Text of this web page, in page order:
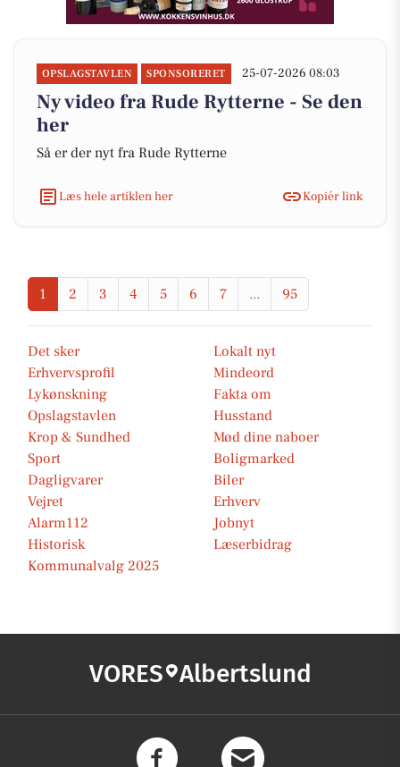
OPSLAGSTAVLEN SPONSORERET 25-07-2026 08:03
Ny video fra Rude Rytterne - Se den
her
Så er der nyt fra Rude Rytterne
Læs hele artiklen her Kopiér link
1 2 3 4 5 6 7 ... 95
Det sker
Lokalt nyt
Erhvervsprofil
Mindeord
Lykønskning
Fakta om
Opslagstavlen
Husstand
Krop & Sundhed
Mød dine naboer
Sport
Boligmarked
Dagligvarer
Biler
Vejret
Erhverv
Alarm112
Jobnyt
Historisk
Læserbidrag
Kommunalvalg 2025
VORES Albertslund